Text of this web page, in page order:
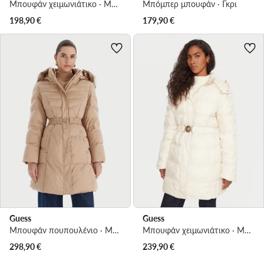
Μπουφάν χειμωνιάτικο · Μαύρο
198,90€
Μπόμπερ μπουφάν · Γκρι
179,90€
Guess
Μπουφάν πουπουλένιο · Μπεζ
298,90€
Guess
Μπουφάν χειμωνιάτικο · Μπεζ
239,90€